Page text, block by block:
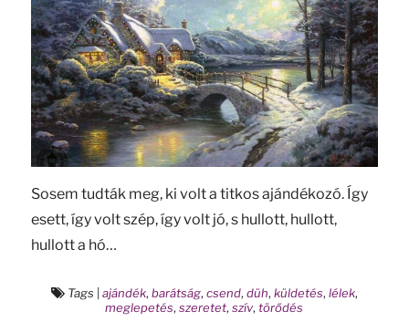
Sosem tudták meg, ki volt a titkos ajándékozó. Így
esett, így volt szép, így volt jó, s hullott, hullott,
hullott a hó…
Tags ajándék, barátság, csend, düh, küldetés, lélek,
meglepetés,szeretet,szív,törődés